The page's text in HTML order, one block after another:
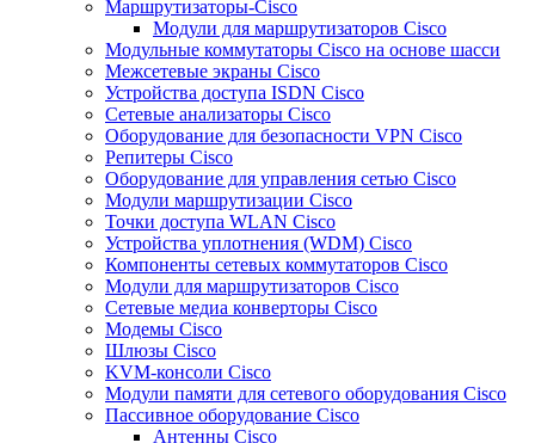
Маршрутизаторы-Cisco
Модули для маршрутизаторов Cisco
Модульные коммутаторы Cisco на основе шасси
Межсетевые экраны Cisco
Устройства доступа ISDN Cisco
Сетевые анализаторы Cisco
Оборудование для безопасности VPN Cisco
Репитеры Cisco
Оборудование для управления сетью Cisco
Модули маршрутизации Cisco
Точки доступа WLAN Cisco
Устройства уплотнения (WDM) Cisco
Компоненты сетевых коммутаторов Cisco
Модули для маршрутизаторов Cisco
Сетевые медиа конверторы Cisco
Модемы Cisco
Шлюзы Cisco
KVM-консоли Cisco
Модули памяти для сетевого оборудования Cisco
Пассивное оборудование Cisco
Антенны Cisco